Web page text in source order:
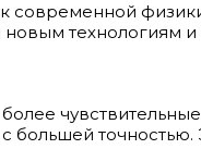
современной
технологиям
большей точностью.